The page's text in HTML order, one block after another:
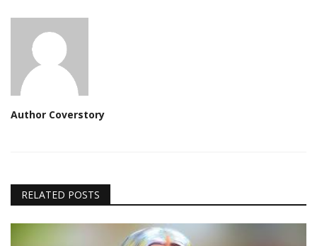
Author Coverstory
RELATED POSTS